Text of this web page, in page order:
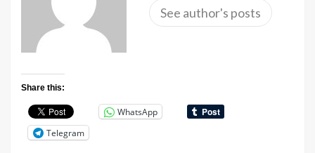
See author's posts
Share this:
WhatsApp
Telegram